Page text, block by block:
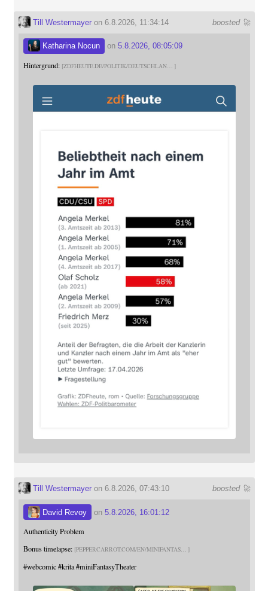
boosted 🚀
Till Westermayeron 6.8.2026, 11:34:14
Katharina Nocun on 5.8.2026, 08:05:09
Hintergrund: ZDFHEUTE.DE/POLITIK/DEUTSCHLAN
boosted 🚀
Till Westermayeron 6.8.2026, 07:43:10
David Revoy on 5.8.2026, 16:01:12
Authenticity Problem
Bonus timelapse: PEPPERCARROT.COM/EN/MINIFANTAS
#webcomic #krita #miniFantasyTheater